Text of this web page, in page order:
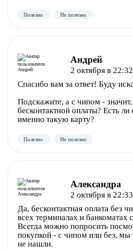
Полезно Не полезно
Полезно Не полезно
Андрей
2 октября в 22:32
Спасибо вам за ответ! Буду
Подскажите, а с чипом -
бесконтактной оплаты? Есть ли
именно такую карту?
Александра
2 октября в 22:33
Да, бесконтактная оплата без
всех терминалах и банкоматах
Всегда можно попросить
покупкой - с чипом или без, мы
не нашли.